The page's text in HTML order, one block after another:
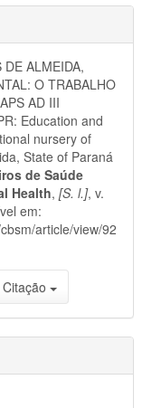
ALMEIDA,
O TRABALHO
AD III
Education and
nursery of
State of Paraná
de Saúde
Health, [S. l.], v.
em:
article/view/92